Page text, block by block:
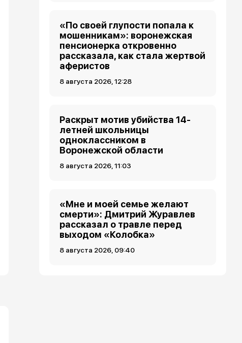
«По своей глупости попала к
мошенникам»: воронежская
пенсионерка откровенно
рассказала, как стала жертвой
аферистов
8 августа 2026, 12:28
Раскрыт мотив убийства 14-
летней школьницы
одноклассником в
Воронежской области
8 августа 2026, 11:03
«Мне и моей семье желают
смерти»: Дмитрий Журавлев
рассказал о травле перед
выходом «Колобка»
8 августа 2026, 09:40